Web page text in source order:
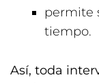
permite
tiempo.
Así, toda